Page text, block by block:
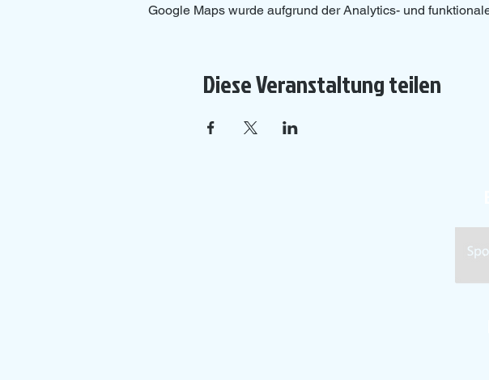
Google Maps wurde aufgrund der Analytics- und
Diese Veranstaltung teilen